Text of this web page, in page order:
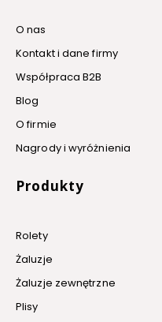
O nas
Kontakt i dane firmy
Współpraca B2B
Blog
O firmie
Nagrody i wyróżnienia
Produkty
Rolety
Żaluzje
Żaluzje zewnętrzne
Plisy